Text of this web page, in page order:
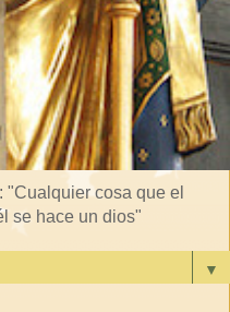
cosa que el
se hace un dios"
▼